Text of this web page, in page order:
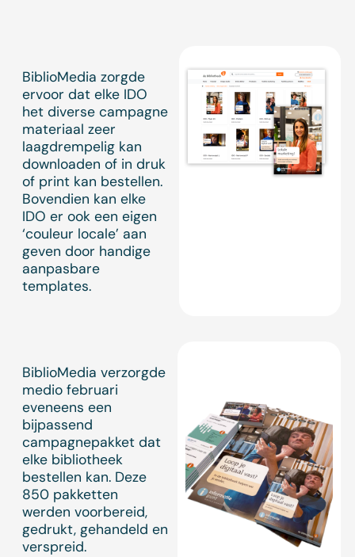
BiblioMedia zorgde
ervoor dat elke IDO
het diverse campagne
materiaal zeer
laagdrempelig kan
downloaden of in druk
of print kan bestellen.
Bovendien kan elke
IDO er ook een eigen
‘couleur locale’ aan
geven door handige
aanpasbare
templates.
BiblioMedia verzorgde
medio februari
eveneens een
bijpassend
campagnepakket dat
elke bibliotheek
bestellen kan. Deze
850 pakketten
werden voorbereid,
gedrukt, gehandeld en
verspreid.